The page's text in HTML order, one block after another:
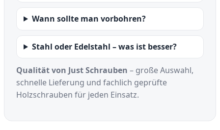
Wann sollte man vorbohren?
Stahl oder Edelstahl – was ist besser?
Qualität von Just Schrauben – große Auswahl,
schnelle Lieferung und fachlich geprüfte
Holzschrauben für jeden Einsatz.